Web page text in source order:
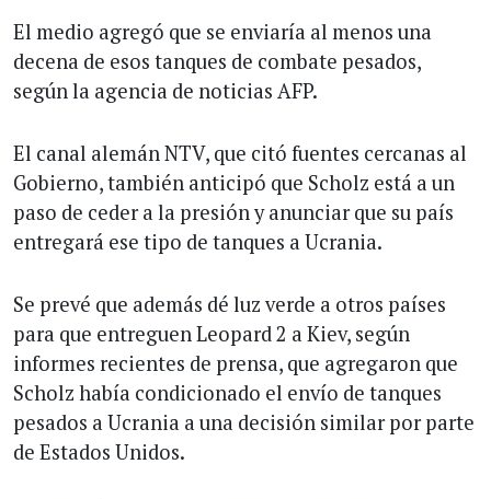
El medio agregó que se enviaría al menos una
decena de esos tanques de combate pesados,
según la agencia de noticias AFP.
El canal alemán NTV, que citó fuentes cercanas al
Gobierno, también anticipó que Scholz está a un
paso de ceder a la presión y anunciar que su país
entregará ese tipo de tanques a Ucrania.
Se prevé que además dé luz verde a otros países
para que entreguen Leopard 2 a Kiev, según
informes recientes de prensa, que agregaron que
Scholz había condicionado el envío de tanques
pesados a Ucrania a una decisión similar por parte
de Estados Unidos.